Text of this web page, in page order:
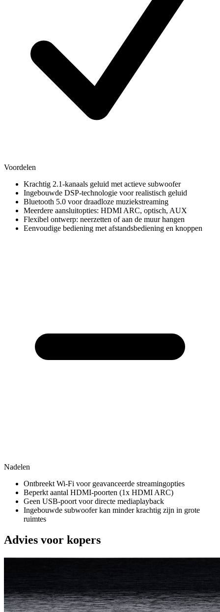
Voordelen
Krachtig 2.1-kanaals geluid met actieve subwoofer
Ingebouwde DSP-technologie voor realistisch geluid
Bluetooth 5.0 voor draadloze muziekstreaming
Meerdere aansluitopties: HDMI ARC, optisch, AUX
Flexibel ontwerp: neerzetten of aan de muur hangen
Eenvoudige bediening met afstandsbediening en knoppen
Nadelen
Ontbreekt Wi-Fi voor geavanceerde streamingopties
Beperkt aantal HDMI-poorten (1x HDMI ARC)
Geen USB-poort voor directe mediaplayback
Ingebouwde subwoofer kan minder krachtig zijn in grote
ruimtes
Advies voor kopers